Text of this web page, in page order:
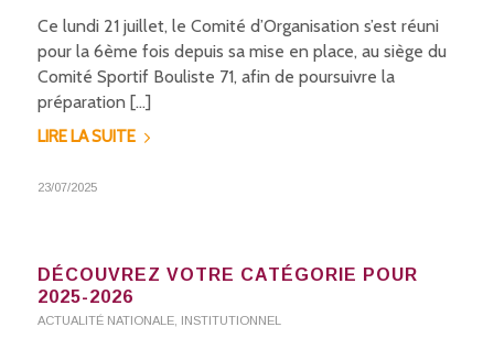
Ce lundi 21 juillet, le Comité d’Organisation s’est réuni
pour la 6ème fois depuis sa mise en place, au siège du
Comité Sportif Bouliste 71, afin de poursuivre la
préparation […]
LIRE LA SUITE
23/07/2025
DÉCOUVREZ VOTRE CATÉGORIE POUR
2025-2026
ACTUALITÉ NATIONALE, INSTITUTIONNEL